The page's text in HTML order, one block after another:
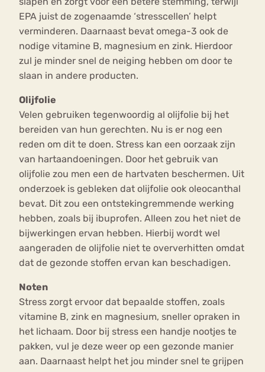
EPA juist de zogenaamde ‘stresscellen’ helpt
verminderen. Daarnaast bevat omega-3 ook de
nodige vitamine B, magnesium en zink. Hierdoor
zul je minder snel de neiging hebben om door te
slaan in andere producten.
Olijfolie
Velen gebruiken tegenwoordig al olijfolie bij het
bereiden van hun gerechten. Nu is er nog een
reden om dit te doen. Stress kan een oorzaak zijn
van hartaandoeningen. Door het gebruik van
olijfolie zou men een de hartvaten beschermen. Uit
onderzoek is gebleken dat olijfolie ook oleocanthal
bevat. Dit zou een ontstekingremmende werking
hebben, zoals bij ibuprofen. Alleen zou het niet de
bijwerkingen ervan hebben. Hierbij wordt wel
aangeraden de olijfolie niet te oververhitten omdat
dat de gezonde stoffen ervan kan beschadigen.
Noten
Stress zorgt ervoor dat bepaalde stoffen, zoals
vitamine B, zink en magnesium, sneller opraken in
het lichaam. Door bij stress een handje nootjes te
pakken, vul je deze weer op een gezonde manier
aan. Daarnaast helpt het jou minder snel te grijpen